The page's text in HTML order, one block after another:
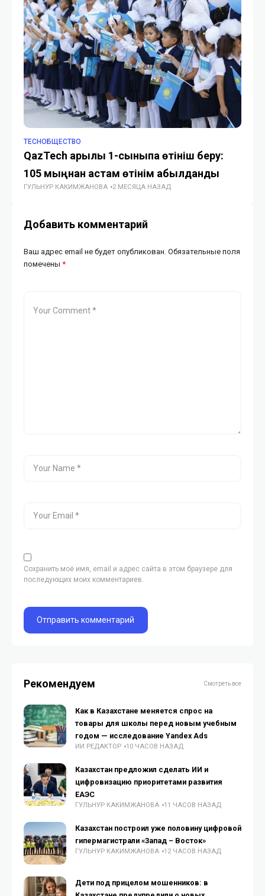
TECHОБЩЕСТВО
QazTech арқылы 1-сыныпқа өтініш беру:
105 мыңнан астам өтінім қабылданды
ГУЛЬНУР КАКИМЖАНОВА 2 МЕСЯЦА НАЗАД
Добавить комментарий
Ваш адрес email не будет опубликован. Обязательные поля
помечены *
Сохранить моё имя, email и адрес сайта в этом браузере для
последующих моих комментариев.
Рекомендуем Смотреть все
Как в Казахстане меняется спрос на
товары для школы перед новым учебным
годом — исследование Yandex Ads
ИИ РЕДАКТОР 10 ЧАСОВ НАЗАД
Казахстан предложил сделать ИИ и
цифровизацию приоритетами развития
ЕАЭС
ГУЛЬНУР КАКИМЖАНОВА 11 ЧАСОВ НАЗАД
Казахстан построил уже половину цифровой
гипермагистрали «Запад – Восток»
ГУЛЬНУР КАКИМЖАНОВА 12 ЧАСОВ НАЗАД
Дети под прицелом мошенников: в